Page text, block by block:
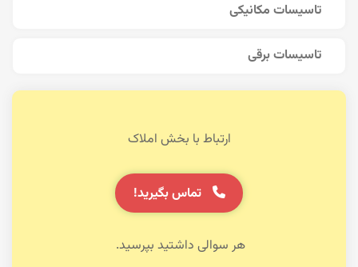
تاسیسات مکانیکی
تاسیسات برقی
ارتباط با بخش املاک
تماس بگیرید!
هر سوالی داشتید بپرسید.